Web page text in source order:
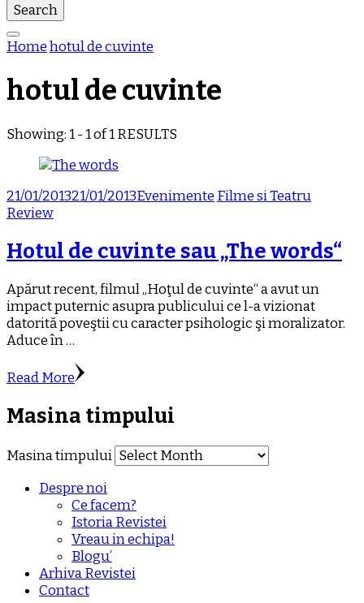
Homehotul de cuvinte
hotul de cuvinte
Showing: 1 - 1 of 1 RESULTS
21/01/201321/01/2013Evenimente Filme si Teatru
Review
Hotul de cuvinte sau „The words“
Apărut recent, filmul „Hoţul de cuvinte“ a avut un
impact puternic asupra publicului ce l-a vizionat
datorită poveştii cu caracter psihologic şi moralizator.
Aduce în …
Read More
Masina timpului
Masina timpului
Despre noi
Ce facem?
Istoria Revistei
Vreau in echipa!
Blogu’
Arhiva Revistei
Contact